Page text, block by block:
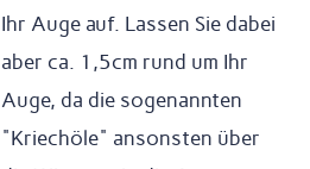
Ihr Auge auf. Lassen Sie dabei
aber ca. 1,5cm rund um Ihr
Auge, da die sogenannten
"Kriechöle" ansonsten über